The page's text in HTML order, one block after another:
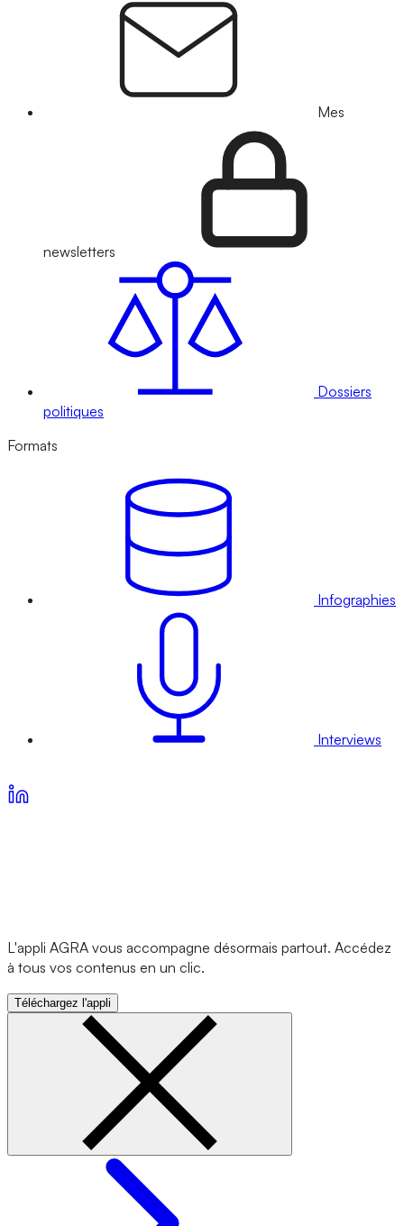
Mes
newsletters
Dossiers
politiques
Formats
Infographies
Interviews
L'appli AGRA vous accompagne désormais partout. Accédez
à tous vos contenus en un clic.
Téléchargez l'appli